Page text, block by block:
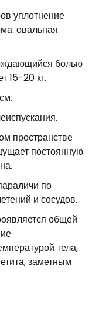
уплотнение
овальная.
болью
15-20 кг.
пространстве
постоянную
по
и сосудов.
общей
тела,
заметным